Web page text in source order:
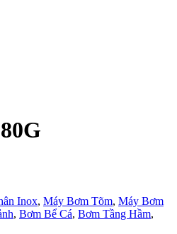
Inox, Máy Bơm Tõm, Máy Bơm
, Bơm Bể Cá, Bơm Tầng Hầm,